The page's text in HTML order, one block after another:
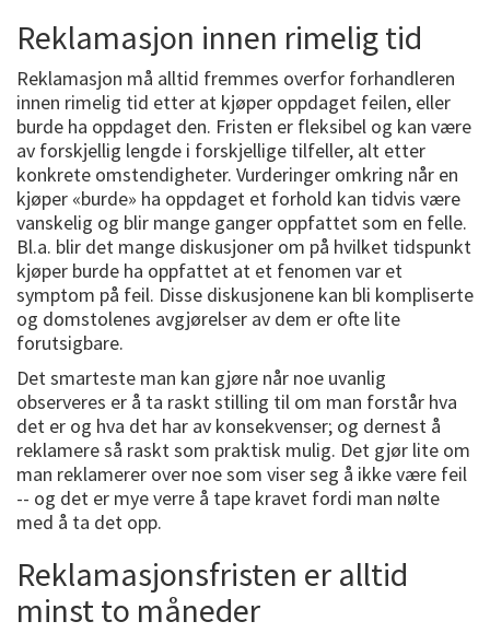
Reklamasjon innen rimelig tid
Reklamasjon må alltid fremmes overfor forhandleren
innen rimelig tid etter at kjøper oppdaget feilen, eller
burde ha oppdaget den. Fristen er fleksibel og kan være
av forskjellig lengde i forskjellige tilfeller, alt etter
konkrete omstendigheter. Vurderinger omkring når en
kjøper «burde» ha oppdaget et forhold kan tidvis være
vanskelig og blir mange ganger oppfattet som en felle.
Bl.a. blir det mange diskusjoner om på hvilket tidspunkt
kjøper burde ha oppfattet at et fenomen var et
symptom på feil. Disse diskusjonene kan bli kompliserte
og domstolenes avgjørelser av dem er ofte lite
forutsigbare.
Det smarteste man kan gjøre når noe uvanlig
observeres er å ta raskt stilling til om man forstår hva
det er og hva det har av konsekvenser; og dernest å
reklamere så raskt som praktisk mulig. Det gjør lite om
man reklamerer over noe som viser seg å ikke være feil
-- og det er mye verre å tape kravet fordi man nølte
med å ta det opp.
Reklamasjonsfristen er alltid
minst to måneder